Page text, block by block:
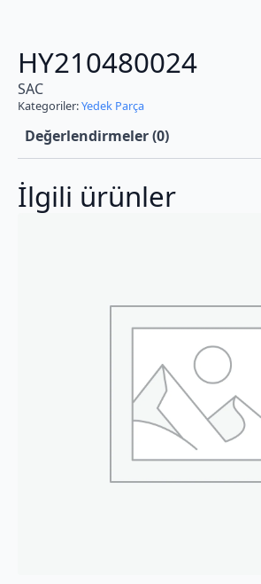
HY210480024
SAC
Kategoriler:Yedek Parça
Değerlendirmeler (0)
İlgili ürünler